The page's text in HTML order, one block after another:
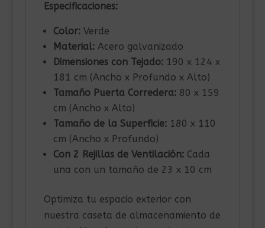
Especificaciones:
Color:Verde
Material:Acero galvanizado
Dimensiones con Tejado:190 x 124 x
181 cm (Ancho x Profundo x Alto)
Tamaño Puerta Corredera:80 x 159
cm (Ancho x Alto)
Tamaño de la Superficie:180 x 110
cm (Ancho x Profundo)
Con 2 Rejillas de Ventilación:Cada
una con un tamaño de 23 x 10 cm
Optimiza tu espacio exterior con
nuestra caseta de almacenamiento de